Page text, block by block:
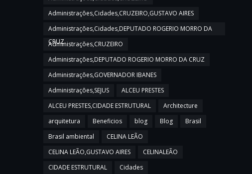
Administrações,Cidades,CRUZEIRO,GUSTAVO AIRES
Administrações,Cidades,DEPUTADO ROGERIO MORRO DA
CRUZ
Administrações,CRUZEIRO
Administrações,DEPUTADO ROGERIO MORRO DA CRUZ
Administrações,GOVERNADOR IBANES
Administrações,SEJUS
ALCEU PRESTES
ALCEU PRESTES,CIDADE ESTRUTURAL
Architecture
arquitetura
Beneficios blog Blog
Brasil
Brasil ambiental
CELINA LEÃO
CELINA LEÃO,GUSTAVO AIRES
CELINALEÃO
CIDADE ESTRUTURAL
Cidades